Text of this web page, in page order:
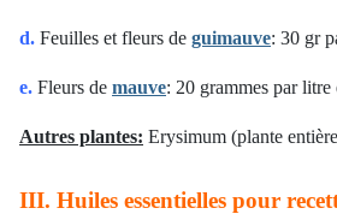
d. Feuilles et fleurs de guimauve: 30 gr
e. Fleurs de mauve: 20 grammes par
Autres plantes: Erysimum (plante
III. Huiles essentielles pour